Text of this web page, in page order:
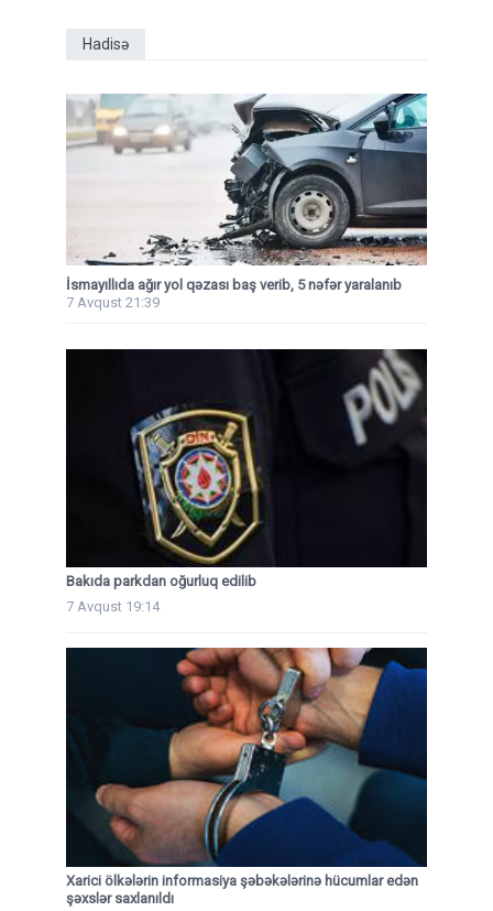
Hadisə
İsmayıllıda ağır yol qəzası baş verib, 5 nəfər yaralanıb
7 Avqust 21:39
Bakıda parkdan oğurluq edilib
7 Avqust 19:14
Xarici ölkələrin informasiya şəbəkələrinə hücumlar edən
şəxslər saxlanıldı